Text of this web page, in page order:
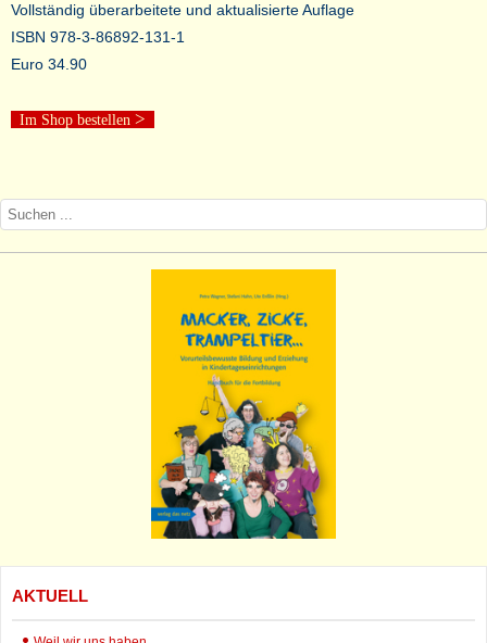
Vollständig überarbeitete und aktualisierte Auflage
ISBN 978-3-86892-131-1
Euro 34.90
Im Shop bestellen >
AKTUELL